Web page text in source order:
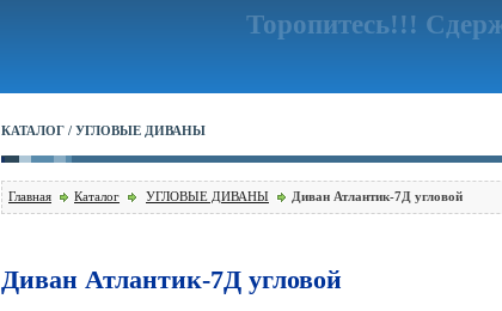
Торопитесь!!!
КАТАЛОГ / УГЛОВЫЕ ДИВАНЫ
Главная Каталог УГЛОВЫЕ ДИВАНЫ Диван Атлантик-7Д угловой
Диван Атлантик-7Д угловой